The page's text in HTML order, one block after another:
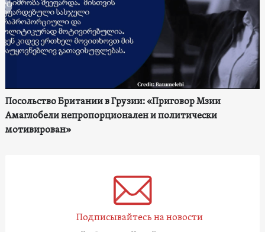
Посольство Британии в Грузии: «Приговор Мзии
Амаглобели непропорционален и политически
мотивирован»
Подписывайтесь на новости